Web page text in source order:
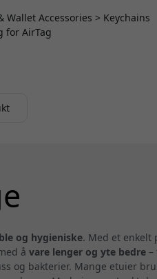
Accessories > Keychains
for AirTag
og hygieniske. Med et enkelt
å vare lenger og yte bedre –
og bakterier. Mange etuier